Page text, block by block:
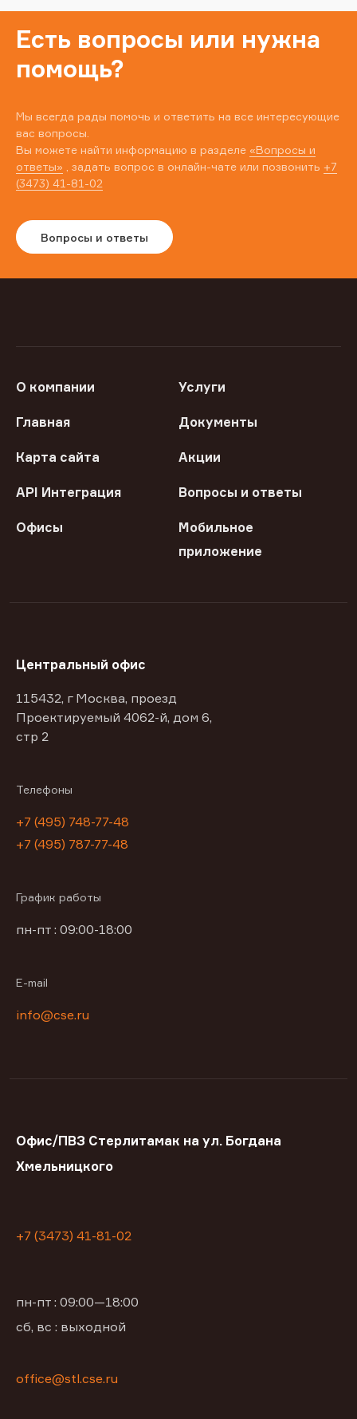
Есть вопросы или нужна
помощь?
Мы всегда рады помочь и ответить на все интересующие
вас вопросы.
Вы можете найти информацию в разделе «Вопросы и
ответы» , задать вопрос в онлайн-чате или позвонить +7
(3473) 41-81-02
Вопросы и ответы
О компании Услуги
Главная Документы
Карта сайта Акции
API Интеграция Вопросы и ответы
Офисы
Мобильное
приложение
Центральный офис
115432, г Москва, проезд
Проектируемый 4062-й, дом 6,
стр 2
Телефоны
+7 (495) 748-77-48
+7 (495) 787-77-48
График работы
пн-пт : 09:00-18:00
E-mail
info@cse.ru
Офис/ПВЗ Стерлитамак на ул. Богдана
Хмельницкого
+7 (3473) 41-81-02
пн-пт : 09:00—18:00
сб, вс : выходной
office@stl.cse.ru